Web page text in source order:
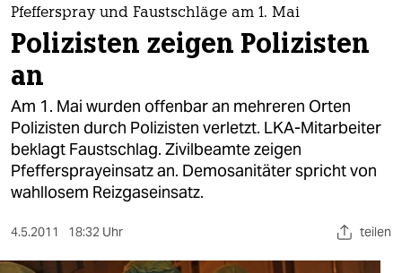
themen
politik
öko
gesellschaft
kultur
Pfefferspray und Faustschläge am 1. Mai
Polizisten zeigen Polizisten
an
Am 1. Mai wurden offenbar an mehreren Orten
Polizisten durch Polizisten verletzt. LKA-Mitarbeiter
beklagt Faustschlag. Zivilbeamte zeigen
Pfeffersprayeinsatz an. Demosanitäter spricht von
wahllosem Reizgaseinsatz.
4.5.2011 18:32 Uhr teilen